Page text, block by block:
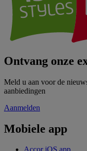
Ontvang onze
Meld u aan voor de
aanbiedingen
Aanmelden
Mobiele app